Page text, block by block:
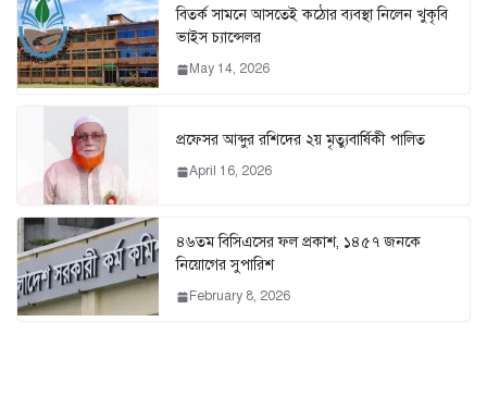
বিতর্ক সামনে আসতেই কঠোর ব্যবস্থা নিলেন খুকৃবি
ভাইস চ্যান্সেলর
May 14, 2026
প্রফেসর আব্দুর রশিদের ২য় মৃত্যুবার্ষিকী পালিত
April 16, 2026
৪৬তম বিসিএসের ফল প্রকাশ, ১৪৫৭ জনকে
নিয়োগের সুপারিশ
February 8, 2026